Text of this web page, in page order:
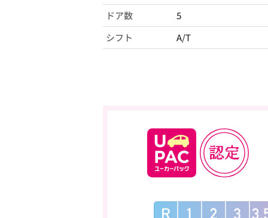
ドア数
5
シフト
A/T